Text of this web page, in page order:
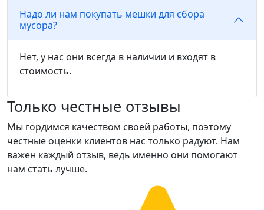
Надо ли нам покупать мешки для сбора
мусора?
Нет, у нас они всегда в наличии и входят в
стоимость.
Только честные отзывы
Мы гордимся качеством своей работы, поэтому
честные оценки клиентов нас только радуют. Нам
важен каждый отзыв, ведь именно они помогают
нам стать лучше.